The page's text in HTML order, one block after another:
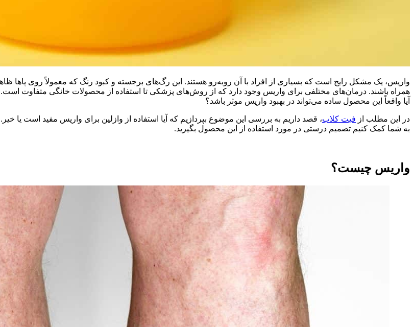
واریس، یک مشکل رایج است که بسیاری از افراد با آن روبه‌رو هستند. این رگ‌های برجسته و کبود رنگ که معمولاً روی پاها
همراه باشند. درمان‌های مختلفی برای واریس وجود دارد که از روش‌های پزشکی تا استفاده از محصولات خانگی متفاوت
آیا واقعاً این محصول ساده می‌تواند در بهبود واریس موثر باشد؟
در این مطلب از فیت کلاب، قصد داریم به بررسی این موضوع بپردازیم که آیا استفاده از وازلین برای واریس مفید است یا
به شما کمک کنیم تصمیم درستی در مورد استفاده از این محصول بگیرید.
واریس چیست؟